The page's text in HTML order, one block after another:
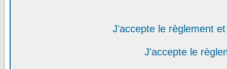
J'accepte le règlement
J'accepte le